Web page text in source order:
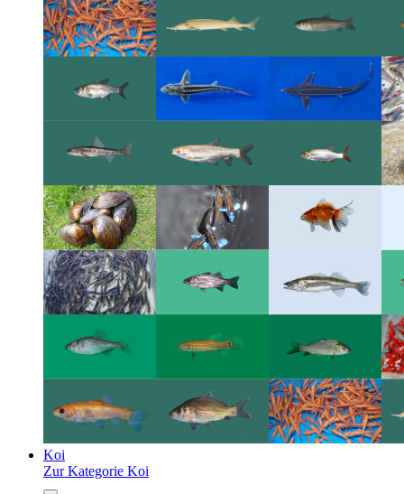
Koi
Zur Kategorie Koi